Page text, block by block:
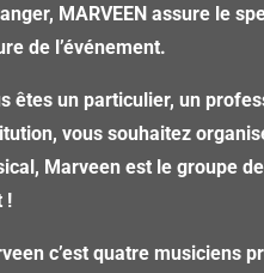
MARVEEN assure le
de l’événement.
êtes un particulier, un
vous souhaitez
Marveen est le groupe
!
c’est quatre musiciens